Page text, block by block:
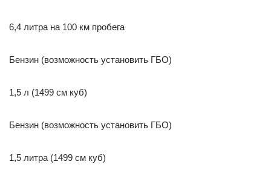
6,4 литра на 100 км пробега
Бензин (возможность установить ГБО)
1,5 л (1499 см куб)
Бензин (возможность установить ГБО)
1,5 литра (1499 см куб)